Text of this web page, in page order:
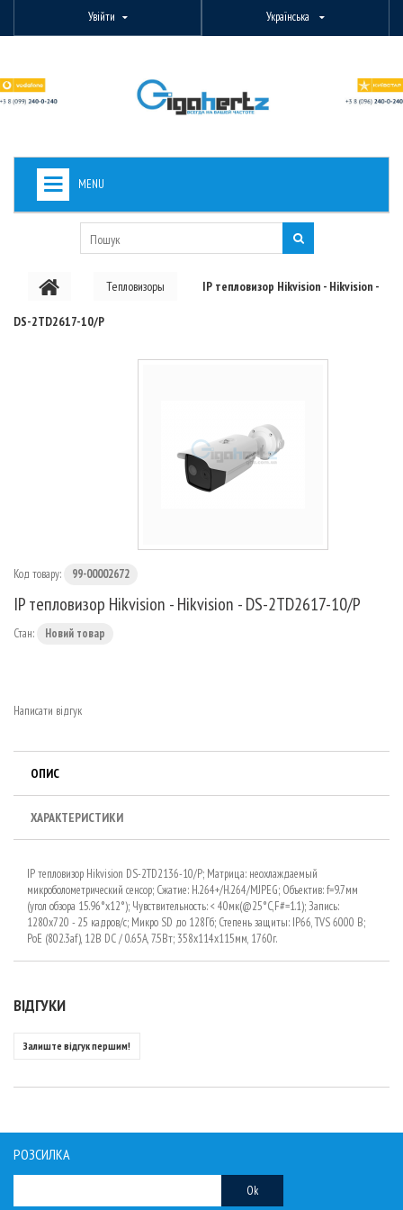
Увійти Українська
MENU
PON ОБЛАДНАННЯ
Тепловизоры IP тепловизор Hikvision - Hikvision -
DS-2TD2617-10/P
Код товару: 99-00002672
IP тепловизор Hikvision - Hikvision - DS-2TD2617-10/P
Стан: Новий товар
Написати відгук
ОПИС
ХАРАКТЕРИСТИКИ
IP тепловизор Hikvision DS-2TD2136-10/P; Матрица: неохлаждаемый
микроболометрический сенсор; Сжатие: Н.264+/H.264/MJPEG; Объектив: f=9.7мм
(угол обзора 15.96°х12°); Чувствительность: < 40мк(@25°C,F#=1.1); Запись:
1280х720 - 25 кадров/с; Микро SD до 128Гб; Степень защиты: IP66, TVS 6000 B;
PoE (802.3af), 12В DC / 0.65A, 7.5Вт; 358x114х115мм, 1760г.
ВІДГУКИ
Залиште відгук першим!
РОЗСИЛКА
Ok